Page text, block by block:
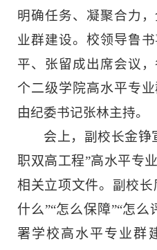
明确任务、凝聚合力
业群建设。校领导鲁
平、张留成出席会议，
个二级学院高水平专
由纪委书记张林主持。
会上， 副校长金铮
职双高工程”高水平专
相关立项文件。 副校长
什么”“怎么保障”“怎
署学校高水平专业群